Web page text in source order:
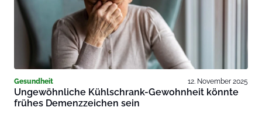
Gesundheit 12. November 2025
Ungewöhnliche Kühlschrank-Gewohnheit könnte
frühes Demenzzeichen sein